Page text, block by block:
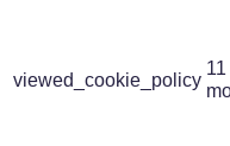
viewed_cookie_policy
11